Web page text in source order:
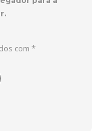
com *